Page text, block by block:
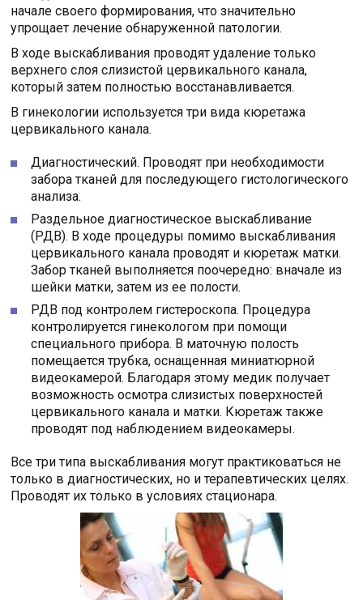
начале своего формирования, что значительно
упрощает лечение обнаруженной патологии.
В ходе выскабливания проводят удаление только
верхнего слоя слизистой цервикального канала,
который затем полностью восстанавливается.
В гинекологии используется три вида кюретажа
цервикального канала.
Диагностический. Проводят при необходимости
забора тканей для последующего гистологического
анализа.
Раздельное диагностическое выскабливание
(РДВ). В ходе процедуры помимо выскабливания
цервикального канала проводят и кюретаж матки.
Забор тканей выполняется поочередно: вначале из
шейки матки, затем из ее полости.
РДВ под контролем гистероскопа. Процедура
контролируется гинекологом при помощи
специального прибора. В маточную полость
помещается трубка, оснащенная миниатюрной
видеокамерой. Благодаря этому медик получает
возможность осмотра слизистых поверхностей
цервикального канала и матки. Кюретаж также
проводят под наблюдением видеокамеры.
Все три типа выскабливания могут практиковаться не
только в диагностических, но и терапевтических целях.
Проводят их только в условиях стационара.